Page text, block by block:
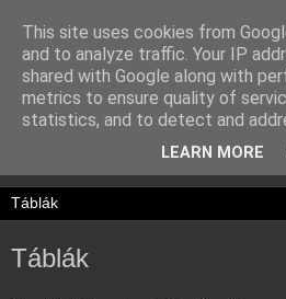
Szomszéd
Szolgálat
Több figyelem - nagyobb biztonság
Táblák
This site uses cookies from
and to analyze traffic. Your IP
shared with Google along with
metrics to ensure quality of
statistics, and to detect and
LEARN MORE